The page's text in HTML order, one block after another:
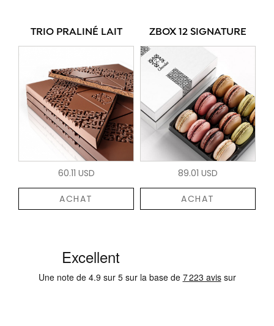
TRIO PRALINÉ LAIT
60.11 USD
ACHAT
ZBOX 12 SIGNATURE
89.01 USD
ACHAT